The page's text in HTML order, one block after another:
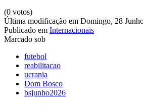
(0 votos)
Última modificação em Domingo, 28
Publicado em Internacionais
Marcado sob
futebol
reabilitacao
ucrania
Dom Bosco
bsjunho2026